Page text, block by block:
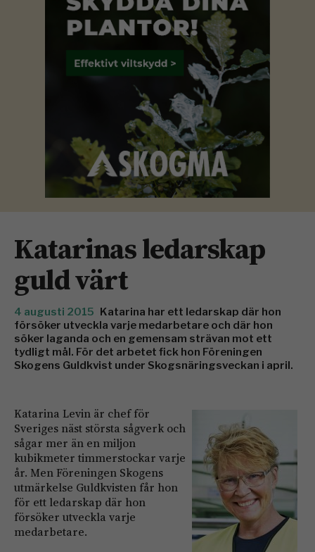
Katarinas ledarskap
guld värt
4 augusti 2015
Katarina har ett ledarskap där hon
försöker utveckla varje medarbetare och där hon
söker laganda och en gemensam strävan mot ett
tydligt mål. För det arbetet fick hon Föreningen
Skogens Guldkvist under Skogsnäringsveckan i april.
Katarina Levin är chef för
Sveriges näst största sågverk och
sågar mer än en miljon
kubikmeter timmerstockar varje
år. Men Föreningen Skogens
utmärkelse Guldkvisten får hon
för ett ledarskap där hon
försöker utveckla varje
medarbetare.